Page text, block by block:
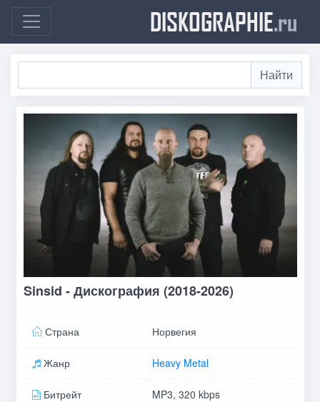
DISKOGRAPHIE.ru
Sinsid - Дискография (2018-2026)
Страна Норвегия
Жанр Heavy Metal
Битрейт MP3, 320 kbps